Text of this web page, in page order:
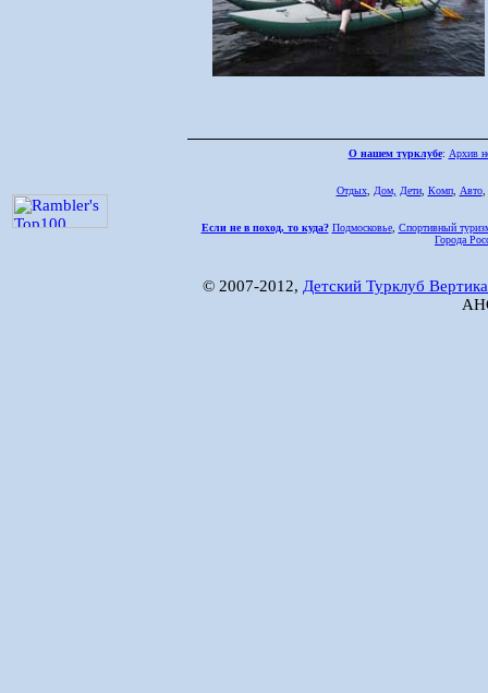
О нашем турклубе: Архив
Отдых, Дом, Дети, Комп, Авто,
Если не в поход, то куда? Подмосковье, Спортивный
Города
© 2007-2012, Детский Турклуб